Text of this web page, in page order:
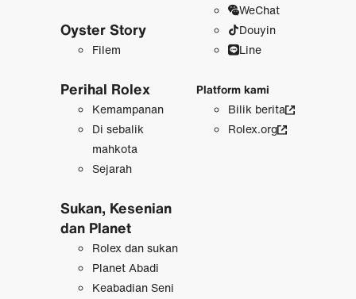
Oyster Story
Filem
Perihal Rolex
Kemampanan
Di sebalik
mahkota
Sejarah
Sukan, Kesenian
dan Planet
Rolex dan sukan
Planet Abadi
Keabadian Seni
WeChat
Douyin
Line
Platform kami
Bilik berita
Rolex.org